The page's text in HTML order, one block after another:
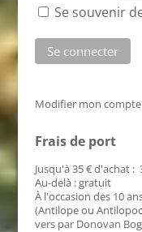
Se souvenir
Modifier mon compte
Frais de port
Jusqu'à 35 € d'achat :
Au-delà : gratuit
À l'occasion des 10
(Antilope ou
vers par Donovan